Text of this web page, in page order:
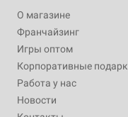
О магазине
Франчайзинг
Игры оптом
Корпоративные
Работа у нас
Новости